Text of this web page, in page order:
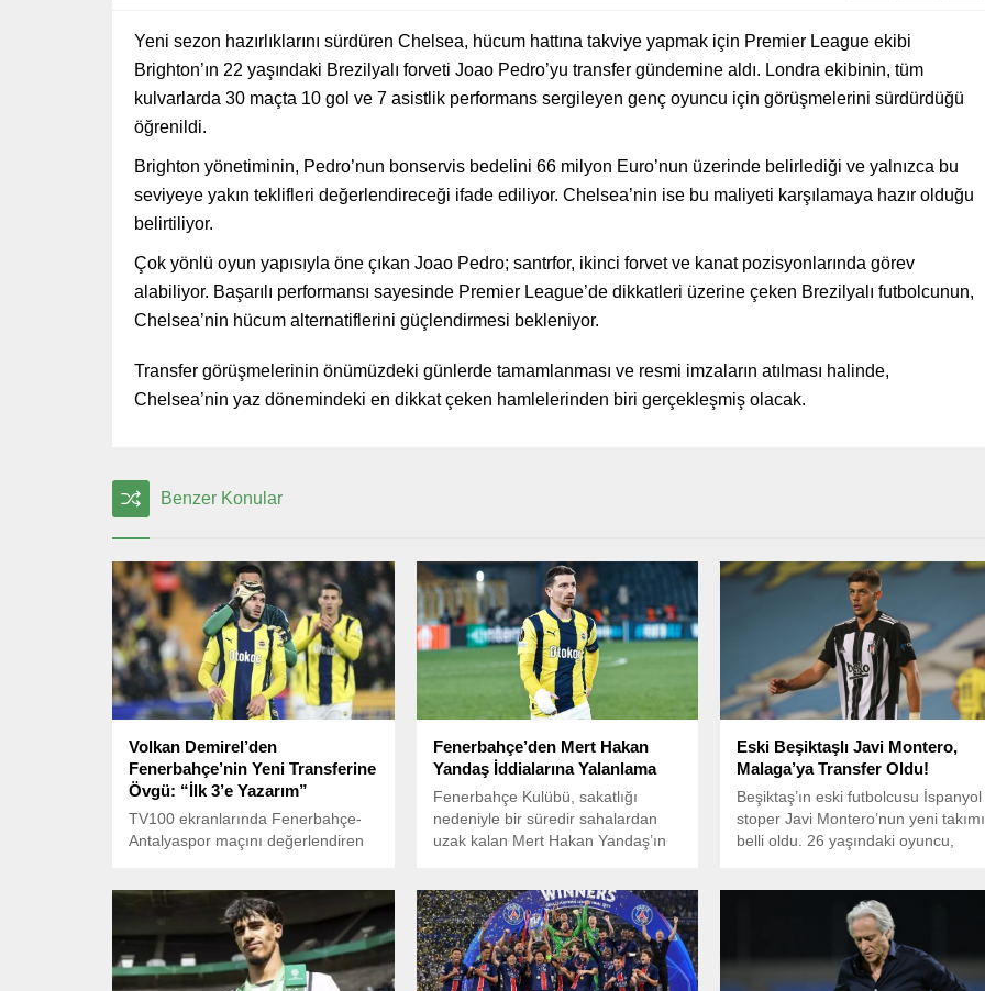
Yeni sezon hazırlıklarını sürdüren Chelsea, hücum hattına takviye yapmak için Premier League ekibi
Brighton’ın 22 yaşındaki Brezilyalı forveti Joao Pedro’yu transfer gündemine aldı. Londra ekibinin, tüm
kulvarlarda 30 maçta 10 gol ve 7 asistlik performans sergileyen genç oyuncu için görüşmelerini sürdürdüğü
öğrenildi.
Brighton yönetiminin, Pedro’nun bonservis bedelini 66 milyon Euro’nun üzerinde belirlediği ve yalnızca bu
seviyeye yakın teklifleri değerlendireceği ifade ediliyor. Chelsea’nin ise bu maliyeti karşılamaya hazır olduğu
belirtiliyor.
Çok yönlü oyun yapısıyla öne çıkan Joao Pedro; santrfor, ikinci forvet ve kanat pozisyonlarında görev
alabiliyor. Başarılı performansı sayesinde Premier League’de dikkatleri üzerine çeken Brezilyalı futbolcunun,
Chelsea’nin hücum alternatiflerini güçlendirmesi bekleniyor.
Transfer görüşmelerinin önümüzdeki günlerde tamamlanması ve resmi imzaların atılması halinde,
Chelsea’nin yaz dönemindeki en dikkat çeken hamlelerinden biri gerçekleşmiş olacak.
Benzer Konular
Volkan Demirel’den
Fenerbahçe’nin Yeni Transferine
Övgü: “İlk 3’e Yazarım”
TV100 ekranlarında Fenerbahçe-
Antalyaspor maçını değerlendiren
transferi Milan Skriniar’a övgüler
Fenerbahçe’den Mert Hakan
Yandaş İddialarına Yalanlama
Fenerbahçe Kulübü, sakatlığı
nedeniyle bir süredir sahalardan
uzak kalan Mert Hakan Yandaş’ın
Eski Beşiktaşlı Javi Montero,
Malaga’ya Transfer Oldu!
Beşiktaş’ın eski futbolcusu İspanyol
stoper Javi Montero’nun yeni takımı
belli oldu. 26 yaşındaki oyuncu,